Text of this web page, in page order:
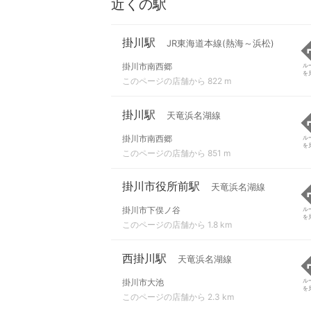
近くの駅
掛川駅 JR東海道本線(熱海～浜松)
掛川市南西郷
このページの店舗から 822 m
ル
を
掛川駅 天竜浜名湖線
掛川市南西郷
このページの店舗から 851 m
ル
を
掛川市役所前駅 天竜浜名湖線
掛川市下俣ノ谷
このページの店舗から 1.8 km
ル
を
西掛川駅 天竜浜名湖線
掛川市大池
このページの店舗から 2.3 km
ル
を